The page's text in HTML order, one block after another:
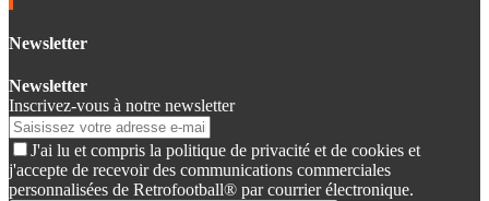
Newsletter
Newsletter
Inscrivez-vous à notre newsletter
J'ai lu et compris la politique de privacité et de cookies et
j'accepte de recevoir des communications commerciales
personnalisées de Retrofootball® par courrier électronique.